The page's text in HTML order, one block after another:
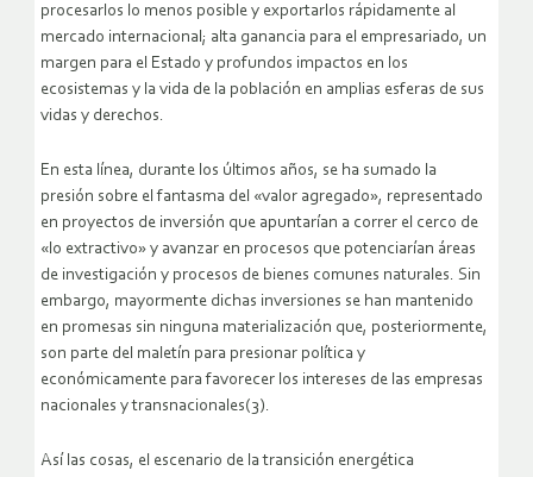
procesarlos lo menos posible y exportarlos rápidamente al
mercado internacional; alta ganancia para el empresariado, un
margen para el Estado y profundos impactos en los
ecosistemas y la vida de la población en amplias esferas de sus
vidas y derechos.
En esta línea, durante los últimos años, se ha sumado la
presión sobre el fantasma del «valor agregado», representado
en proyectos de inversión que apuntarían a correr el cerco de
«lo extractivo» y avanzar en procesos que potenciarían áreas
de investigación y procesos de bienes comunes naturales. Sin
embargo, mayormente dichas inversiones se han mantenido
en promesas sin ninguna materialización que, posteriormente,
son parte del maletín para presionar política y
económicamente para favorecer los intereses de las empresas
nacionales y transnacionales(3).
Así las cosas, el escenario de la transición energética